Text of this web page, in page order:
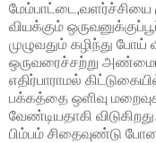
மேம்பாட்டை ,வளர்ச்சியை
வியக்கும்
முழுவதும் கழிந்து போய்
ஒருவரைச்சற்று
எதிர்பாராமல்
பக்கத்தை ஒளிவு
வேண்டியதாகி விடுகிறது.
பிம்பம் சிதைவுண்டு